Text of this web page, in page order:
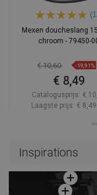
Mexen doucheslang
chroom - 79450-
€ 10,60 -19,91%
€ 8,49
Catalogusprijs: €
Laagste prijs: € 8,49
Inspirations